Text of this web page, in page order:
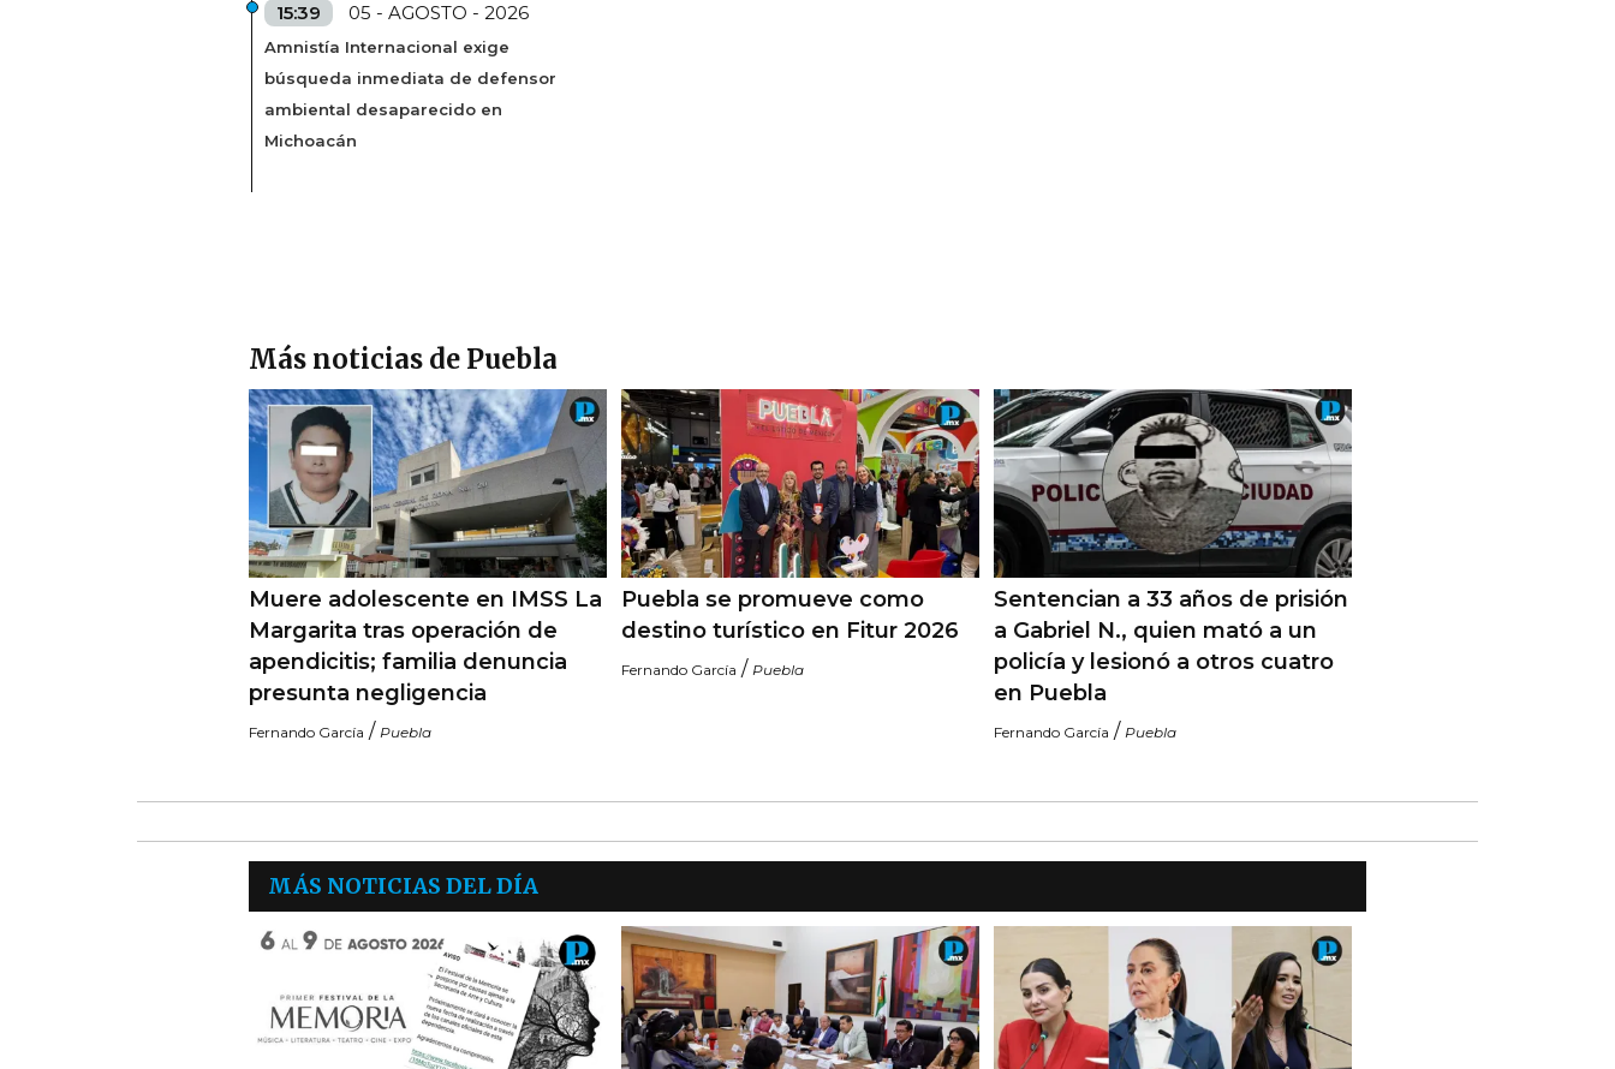
15:39 05 - AGOSTO - 2026
Amnistía Internacional exige
búsqueda inmediata de defensor
ambiental desaparecido en
Michoacán
Más noticias de Puebla
Muere adolescente en IMSS La
Margarita tras operación de
apendicitis; familia denuncia
presunta negligencia
Fernando García / Puebla
Puebla se promueve como
destino turístico en Fitur 2026
Fernando García / Puebla
Sentencian a 33 años de prisión
a Gabriel N., quien mató a un
policía y lesionó a otros cuatro
en Puebla
Fernando García / Puebla
MÁS NOTICIAS DEL DÍA